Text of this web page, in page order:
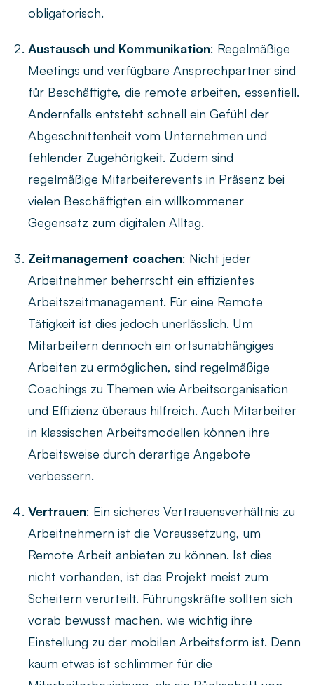
obligatorisch.
Austausch und Kommunikation: Regelmäßige
Meetings und verfügbare Ansprechpartner sind
für Beschäftigte, die remote arbeiten, essentiell.
Andernfalls entsteht schnell ein Gefühl der
Abgeschnittenheit vom Unternehmen und
fehlender Zugehörigkeit. Zudem sind
regelmäßige Mitarbeiterevents in Präsenz bei
vielen Beschäftigten ein willkommener
Gegensatz zum digitalen Alltag.
Zeitmanagement coachen: Nicht jeder
Arbeitnehmer beherrscht ein effizientes
Arbeitszeitmanagement. Für eine Remote
Tätigkeit ist dies jedoch unerlässlich. Um
Mitarbeitern dennoch ein ortsunabhängiges
Arbeiten zu ermöglichen, sind regelmäßige
Coachings zu Themen wie Arbeitsorganisation
und Effizienz überaus hilfreich. Auch Mitarbeiter
in klassischen Arbeitsmodellen können ihre
Arbeitsweise durch derartige Angebote
verbessern.
Vertrauen: Ein sicheres Vertrauensverhältnis zu
Arbeitnehmern ist die Voraussetzung, um
Remote Arbeit anbieten zu können. Ist dies
nicht vorhanden, ist das Projekt meist zum
Scheitern verurteilt. Führungskräfte sollten sich
vorab bewusst machen, wie wichtig ihre
Einstellung zu der mobilen Arbeitsform ist. Denn
kaum etwas ist schlimmer für die